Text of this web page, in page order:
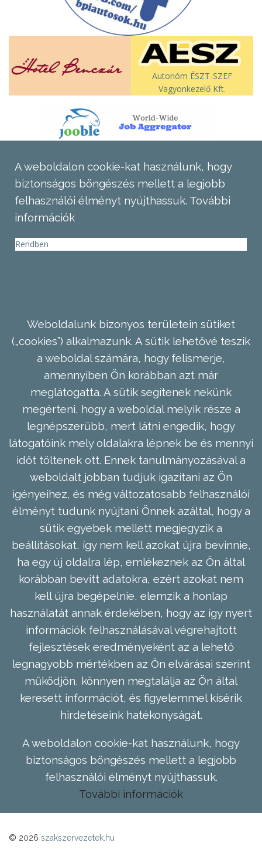
Autonóm ÉSZT-SZEF
Vagyonkezelő Kft.
A weboldalon cookie-kat használunk, hogy
biztonságos böngészés mellett a legjobb
felhasználói élményt nyújthassuk. További
információk
Rendben
Weboldalunk bizonyos területein sütiket
(„cookies”) alkalmazunk. A sütik lehetővé teszik
a weboldal számára, hogy felismerje,
amennyiben Ön korábban azt már
meglátogatta. A sütik segítenek nekünk
megérteni, hogy a weboldal melyik része a
legnépszerűbb, mert látni engedik, hogy
látogatóink mely oldalakra lépnek be és mennyi
időt töltenek ott. Ennek tanulmányozásával a
weboldalt jobban tudjuk igazítani az Ön
igényeihez, és még változatosabb felhasználói
élményt tudunk nyújtani Önnek azáltal, hogy a
sütik egyebek mellett megjegyzik a
beállításokat, így nem kell azokat újra bevinnie,
ha egy új oldalra lép, emlékeznek az Ön által
korábban bevitt adatokra, ezért azokat nem
kell újra begépelnie, elemzik a honlap
használatát annak érdekében, hogy az így nyert
információk felhasználásával végrehajtott
fejlesztések eredményeként az a lehető
legnagyobb mértékben az Ön elvárásai szerint
működjön, könnyen megtalálja az Ön által
keresett információt, és figyelemmel kísérik
hirdetéseink hatékonyságát.
A weboldalon cookie-kat használunk, hogy
biztonságos böngészés mellett a legjobb
felhasználói élményt nyújthassuk.
További információk
© 2026 szakszervezetek.hu